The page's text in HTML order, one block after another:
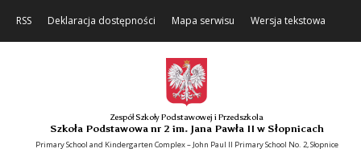
RSS Deklaracja dostępności Mapa serwisu Wersja tekstowa
Zespół Szkoły Podstawowej i Przedszkola
Szkoła Podstawowa nr 2 im. Jana Pawła II w Słopnicach
Primary School and Kindergarten Complex – John Paul II Primary School No. 2, Słopnice